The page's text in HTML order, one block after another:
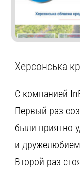
Херсонська
С компанией
Первый раз
были приятно
и
Второй раз